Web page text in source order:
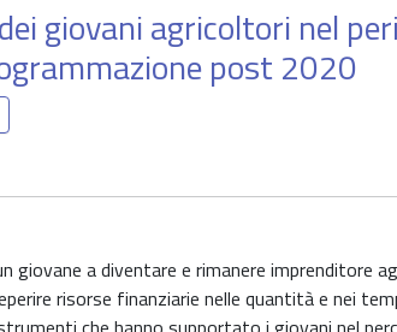
giovani agricoltori nel
post 2020
a diventare e rimanere imprenditore
risorse finanziarie nelle quantità e nei